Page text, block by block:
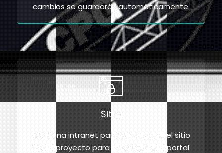
cambios se guardarán automáticamente.
Sites
Crea una intranet para tu empresa, el sitio
de un proyecto para tu equipo o un portal